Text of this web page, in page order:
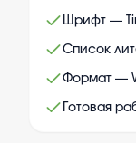
Шрифт —
Список
Формат —
Готовая